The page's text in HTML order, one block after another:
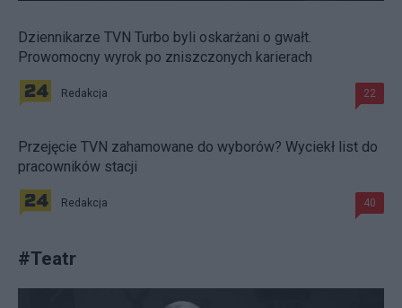
Dziennikarze TVN Turbo byli oskarżani o gwałt.
Prowomocny wyrok po zniszczonych karierach
Redakcja 22
Przejęcie TVN zahamowane do wyborów? Wyciekł list do
pracowników stacji
Redakcja 40
#Teatr